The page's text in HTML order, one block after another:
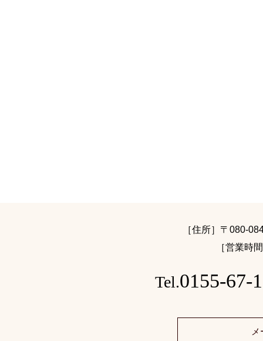
［住所］〒080-
［営業時
Tel.0155-67-